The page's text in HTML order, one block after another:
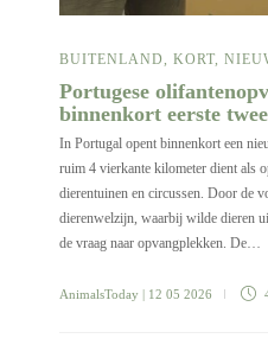
BUITENLAND, KORT,
Portugese
binnenkort eerste
In Portugal opent binnenkort een
ruim 4 vierkante kilometer dient als
dierentuinen en circussen. Door de
dierenwelzijn, waarbij wilde dieren
de vraag naar opvangplekken. De…
AnimalsToday | 12 05 2026